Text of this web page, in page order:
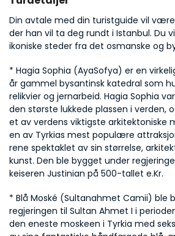
Din avtale med din turistguide vil
der han vil ta deg rundt i Istanbul. Du
ikoniske steder fra det osmanske og
* Hagia Sophia (AyaSofya) er en
år gammel bysantinsk katedral som
relikvier og jernarbeid. Hagia Sophia
den største lukkede plassen i verden,
et av verdens viktigste arkitektoniske
en av Tyrkias mest populære
rene spektaklet av sin størrelse,
kunst. Den ble bygget under
keiseren Justinian på 500-tallet e.Kr.
* Blå Moské (Sultanahmet Camii) ble
regjeringen til Sultan Ahmet I i
den eneste moskeen i Tyrkia med